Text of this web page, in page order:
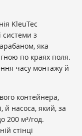
KleuTec
системи з
яка
по краях поля.
часу монтажу й
контейнера,
й насоса, який, за
200 м³/год.
стінці